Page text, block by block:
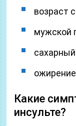
возраст
мужской
Какие
инсульте?